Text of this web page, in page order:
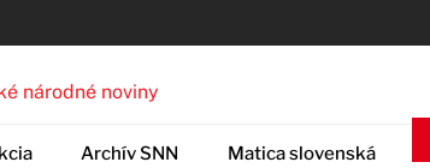
Archív SNN Matica slovenská